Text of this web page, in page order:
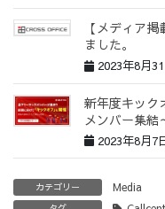
【メディア
ました。
2023年8月31
新年度キック
メンバー集結
2023年8月7
カテゴリー Media